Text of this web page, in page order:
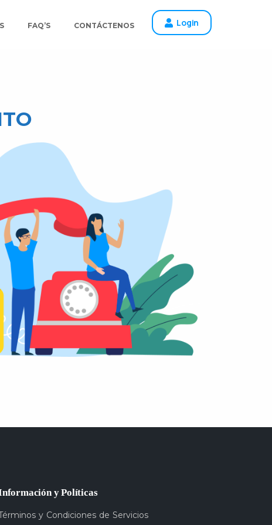
FAQ’S CONTÁCTENOS Login
y Políticas
y Condiciones de Servicios